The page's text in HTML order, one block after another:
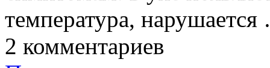
температура,
2 комментариев